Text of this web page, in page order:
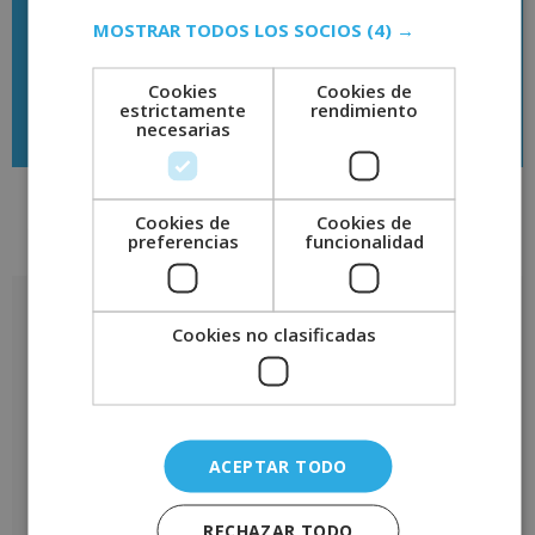
Descargar temario
Valoraciones (0)
Valoraciones
Sé el primero en valorar “Certificación Experto en Biología Marina
MOSTRAR TODOS LOS SOCIOS (4) →
Cookies
estrictamente
necesarias
Cookies de
rendimiento
Cookies de
preferencias
Cookies de
funcionalidad
Cookies no clasificadas
ACEPTAR TODO
RECHAZAR TODO